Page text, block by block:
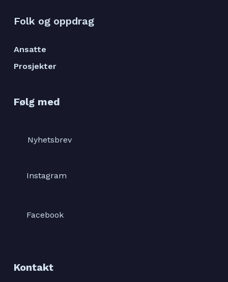
Folk og oppdrag
Ansatte
Prosjekter
Følg med
Nyhetsbrev
Instagram
Facebook
Kontakt